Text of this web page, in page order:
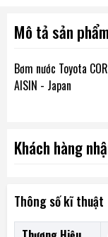
Mô tả sản phẩm
Bơm nước Toyota
AISIN - Japan
Khách hàng
Thông số kĩ thuật